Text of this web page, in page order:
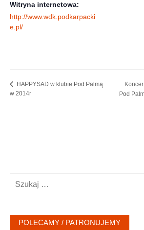
Witryna internetowa:
http://www.wdk.podkarpacki
e.pl/
HAPPYSAD w klubie Pod Palmą
w 2014r
Pod
POLECAMY / PATRONUJEMY